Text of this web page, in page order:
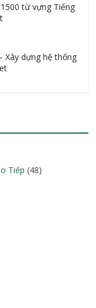
từ vựng Tiếng
Xây dựng hệ thống
Tiếp (48)